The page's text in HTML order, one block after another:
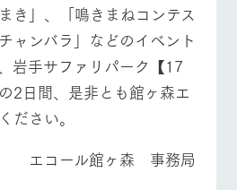
ショップ
／お買い
物
丹精込めて育て
た生産品をはじ
品を取り揃えた
牧場マッ
牧場マップのダ
ウンロード
クティビティ/体験 ショップ/お買い物
周遊バス
き」、「鳴きまねコンテス
ャンバラ」などのイベント
岩手サファリパーク【17
2日間、是非とも館ヶ森エ
ださい。
エコール館ヶ森 事務局